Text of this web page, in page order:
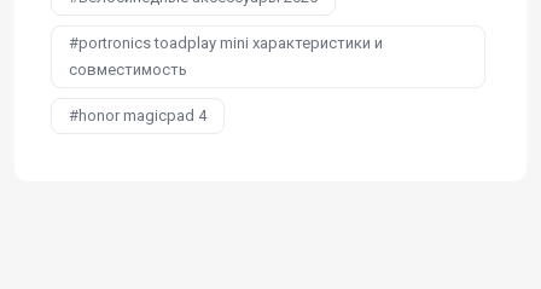
portronics toadplay mini характеристики и
совместимость
honor magicpad 4